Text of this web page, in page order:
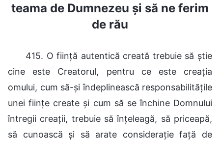
teama de Dumnezeu și să ne ferim
de rău
415. O ființă autentică creată trebuie să știe
cine este Creatorul, pentru ce este creația
omului, cum să-și îndeplinească responsabilitățile
unei ființe create și cum să se închine Domnului
întregii creații, trebuie să înțeleagă, să priceapă,
să cunoască și să arate considerație față de